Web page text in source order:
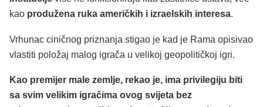
kao produžena ruka američkih i izraelskih interesa.
Vrhunac ciničnog priznanja stigao je kad je Rama opisivao
vlastiti položaj malog igrača u velikoj geopolitičkoj igri.
Kao premijer male zemlje, rekao je, ima privilegiju biti
sa svim velikim igračima ovog svijeta bez